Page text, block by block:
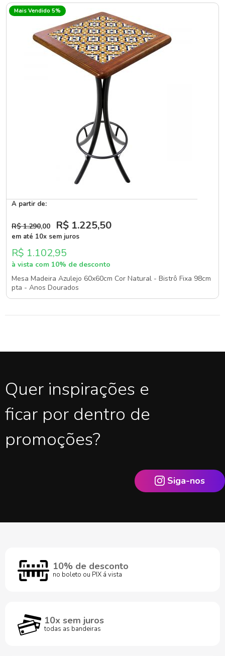
Mais Vendido 5%
A partir de:
R$ 1.290,00 R$ 1.225,50
em até 10x sem juros
R$ 1.102,95
à vista com 10% de desconto
Mesa Madeira Azulejo 60x60cm Cor Natural - Bistrô Fixa 98cm
pta - Anos Dourados
Quer inspirações e
ficar por dentro de
promoções?
Siga-nos
10% de desconto
no boleto ou PIX á vista
10x sem juros
todas as bandeiras